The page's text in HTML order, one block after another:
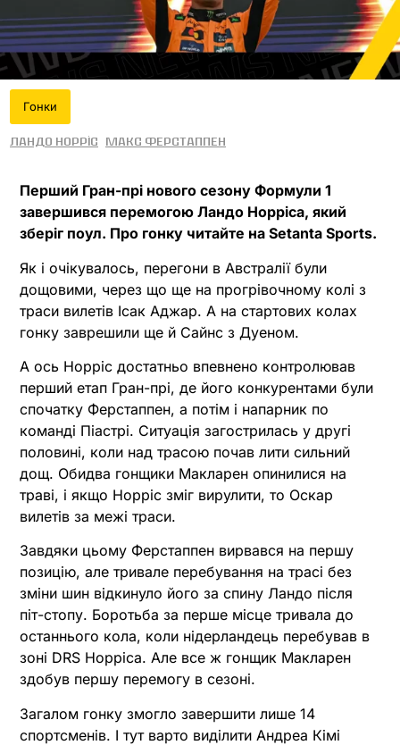
Гонки
Ландо Норріс Макс Ферстаппен
Перший Гран-прі нового сезону Формули 1
завершився перемогою Ландо Норріса, який
зберіг поул. Про гонку читайте на Setanta Sports.
Як і очікувалось, перегони в Австралії були
дощовими, через що ще на прогрівочному колі з
траси вилетів Ісак Аджар. А на стартових колах
гонку заврешили ще й Сайнс з Дуеном.
А ось Норріс достатньо впевнено контролював
перший етап Гран-прі, де його конкурентами були
спочатку Ферстаппен, а потім і напарник по
команді Піастрі. Ситуація загострилась у другі
половині, коли над трасою почав лити сильний
дощ. Обидва гонщики Макларен опинилися на
траві, і якщо Норріс зміг вирулити, то Оскар
вилетів за межі траси.
Завдяки цьому Ферстаппен вирвався на першу
позицію, але тривале перебування на трасі без
зміни шин відкинуло його за спину Ландо після
піт-стопу. Боротьба за перше місце тривала до
останнього кола, коли нідерландець перебував в
зоні DRS Норріса. Але все ж гонщик Макларен
здобув першу перемогу в сезоні.
Загалом гонку змогло завершити лише 14
спортсменів. І тут варто виділити Андреа Кімі